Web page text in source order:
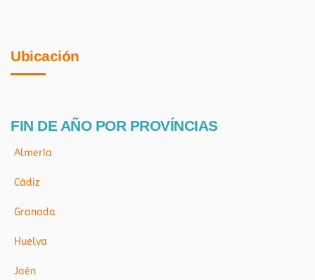
Ubicación
FIN DE AÑO POR PROVÍNCIAS
Almería
Cádiz
Granada
Huelva
Jaén